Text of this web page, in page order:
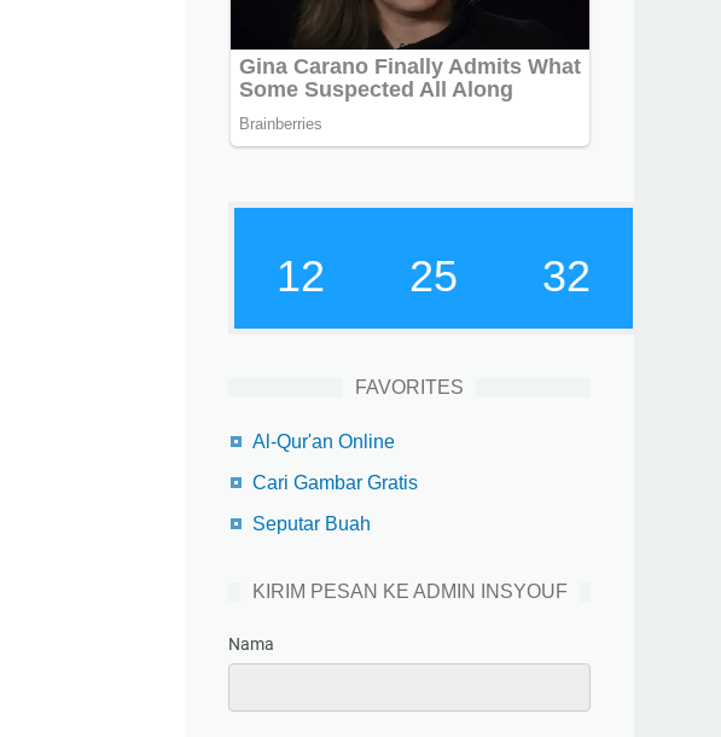
12 25 33
FAVORITES
Al-Qur'an Online
Cari Gambar Gratis
Seputar Buah
KIRIM PESAN KE ADMIN INSYOUF
Nama